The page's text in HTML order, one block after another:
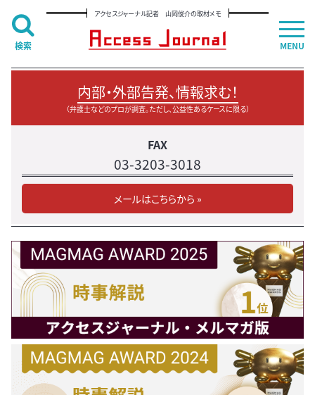
アクセスジャーナル記者 山岡俊介の取材メモ
内部・外部告発、情報求む！
（弁護士などのプロが調査。ただし、公益性あるケースに限る）
FAX
03-3203-3018
メールはこちらから »
MENU
検索